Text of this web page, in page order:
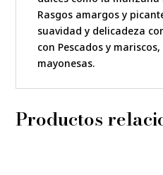
Rasgos amargos y
suavidad y delicadeza
con Pescados y
mayonesas.
Productos